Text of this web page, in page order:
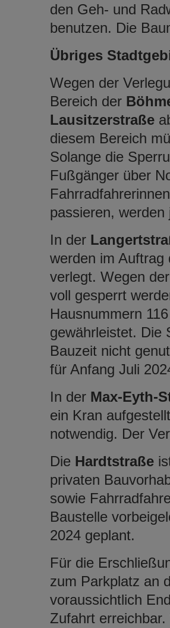
den Geh- und
benutzen. Die
Übriges
Wegen der
Bereich der
Lausitzerstraße
diesem Bereich
Solange die
Fußgänger über
passieren,
In der
werden im Auftrag
verlegt. Wegen
voll gesperrt
Hausnummern
gewährleistet. Die
Bauzeit nicht
für Anfang Juli
In der Max-Eyth-
ein Kran
notwendig. Der
DieHardtstraße
privaten
sowie
Baustelle
2024 geplant.
Für die
zum Parkplatz an
voraussichtlich
Zufahrt